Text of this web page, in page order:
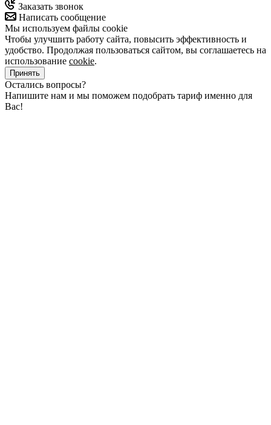
Заказать звонок
Написать сообщение
Мы используем файлы cookie
Чтобы улучшить работу сайта, повысить эффективность и
удобство. Продолжая пользоваться сайтом, вы соглашаетесь на
использование cookie.
Принять
Остались вопросы?
Напишите нам и мы поможем подобрать тариф именно для
Вас!